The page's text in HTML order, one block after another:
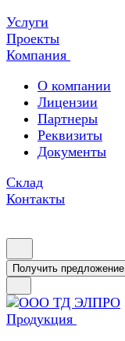
Услуги
Проекты
Компания
О компании
Лицензии
Партнеры
Реквизиты
Документы
Склад
Контакты
Получить предложение
Продукция